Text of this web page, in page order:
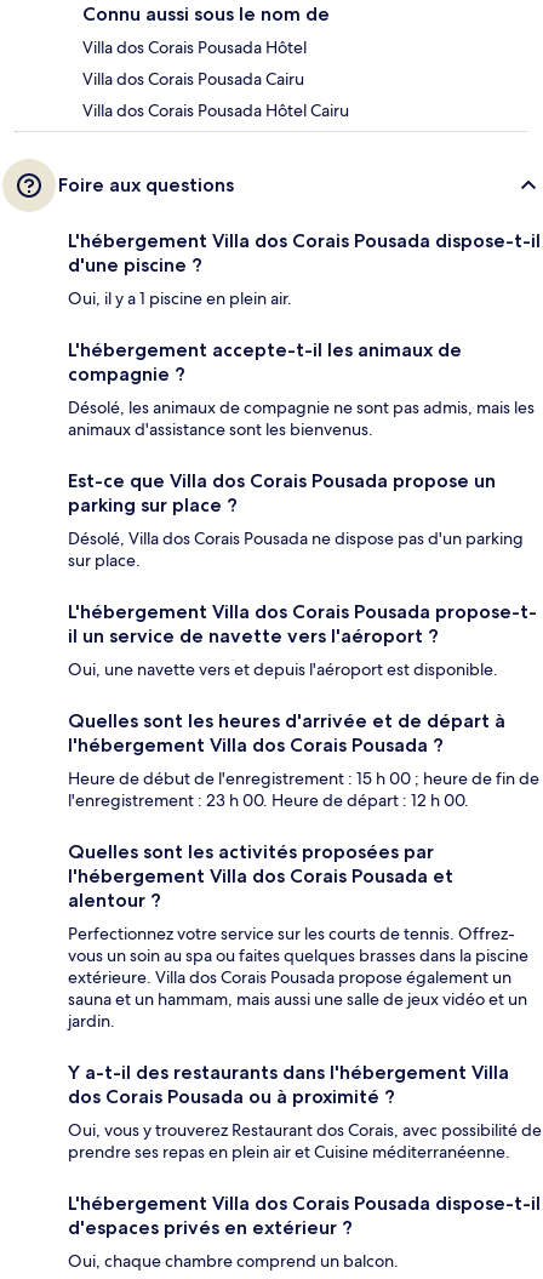
Connu aussi sous le nom de
Villa dos Corais Pousada Hôtel
Villa dos Corais Pousada Cairu
Villa dos Corais Pousada Hôtel Cairu
Foire aux questions
L'hébergement Villa dos Corais Pousada dispose-t-il
d'une piscine ?
Oui, il y a 1 piscine en plein air.
L'hébergement accepte-t-il les animaux de
compagnie ?
Désolé, les animaux de compagnie ne sont pas admis, mais les
animaux d'assistance sont les bienvenus.
Est-ce que Villa dos Corais Pousada propose un
parking sur place ?
Désolé, Villa dos Corais Pousada ne dispose pas d'un parking
sur place.
L'hébergement Villa dos Corais Pousada propose-t-
il un service de navette vers l'aéroport ?
Oui, une navette vers et depuis l'aéroport est disponible.
Quelles sont les heures d'arrivée et de départ à
l'hébergement Villa dos Corais Pousada ?
Heure de début de l'enregistrement : 15 h 00 ; heure de fin de
l'enregistrement : 23 h 00. Heure de départ : 12 h 00.
Quelles sont les activités proposées par
l'hébergement Villa dos Corais Pousada et
alentour ?
Perfectionnez votre service sur les courts de tennis. Offrez-
vous un soin au spa ou faites quelques brasses dans la piscine
extérieure. Villa dos Corais Pousada propose également un
sauna et un hammam, mais aussi une salle de jeux vidéo et un
jardin.
Y a-t-il des restaurants dans l'hébergement Villa
dos Corais Pousada ou à proximité ?
Oui, vous y trouverez Restaurant dos Corais, avec possibilité de
prendre ses repas en plein air et Cuisine méditerranéenne.
L'hébergement Villa dos Corais Pousada dispose-t-il
d'espaces privés en extérieur ?
Oui, chaque chambre comprend un balcon.